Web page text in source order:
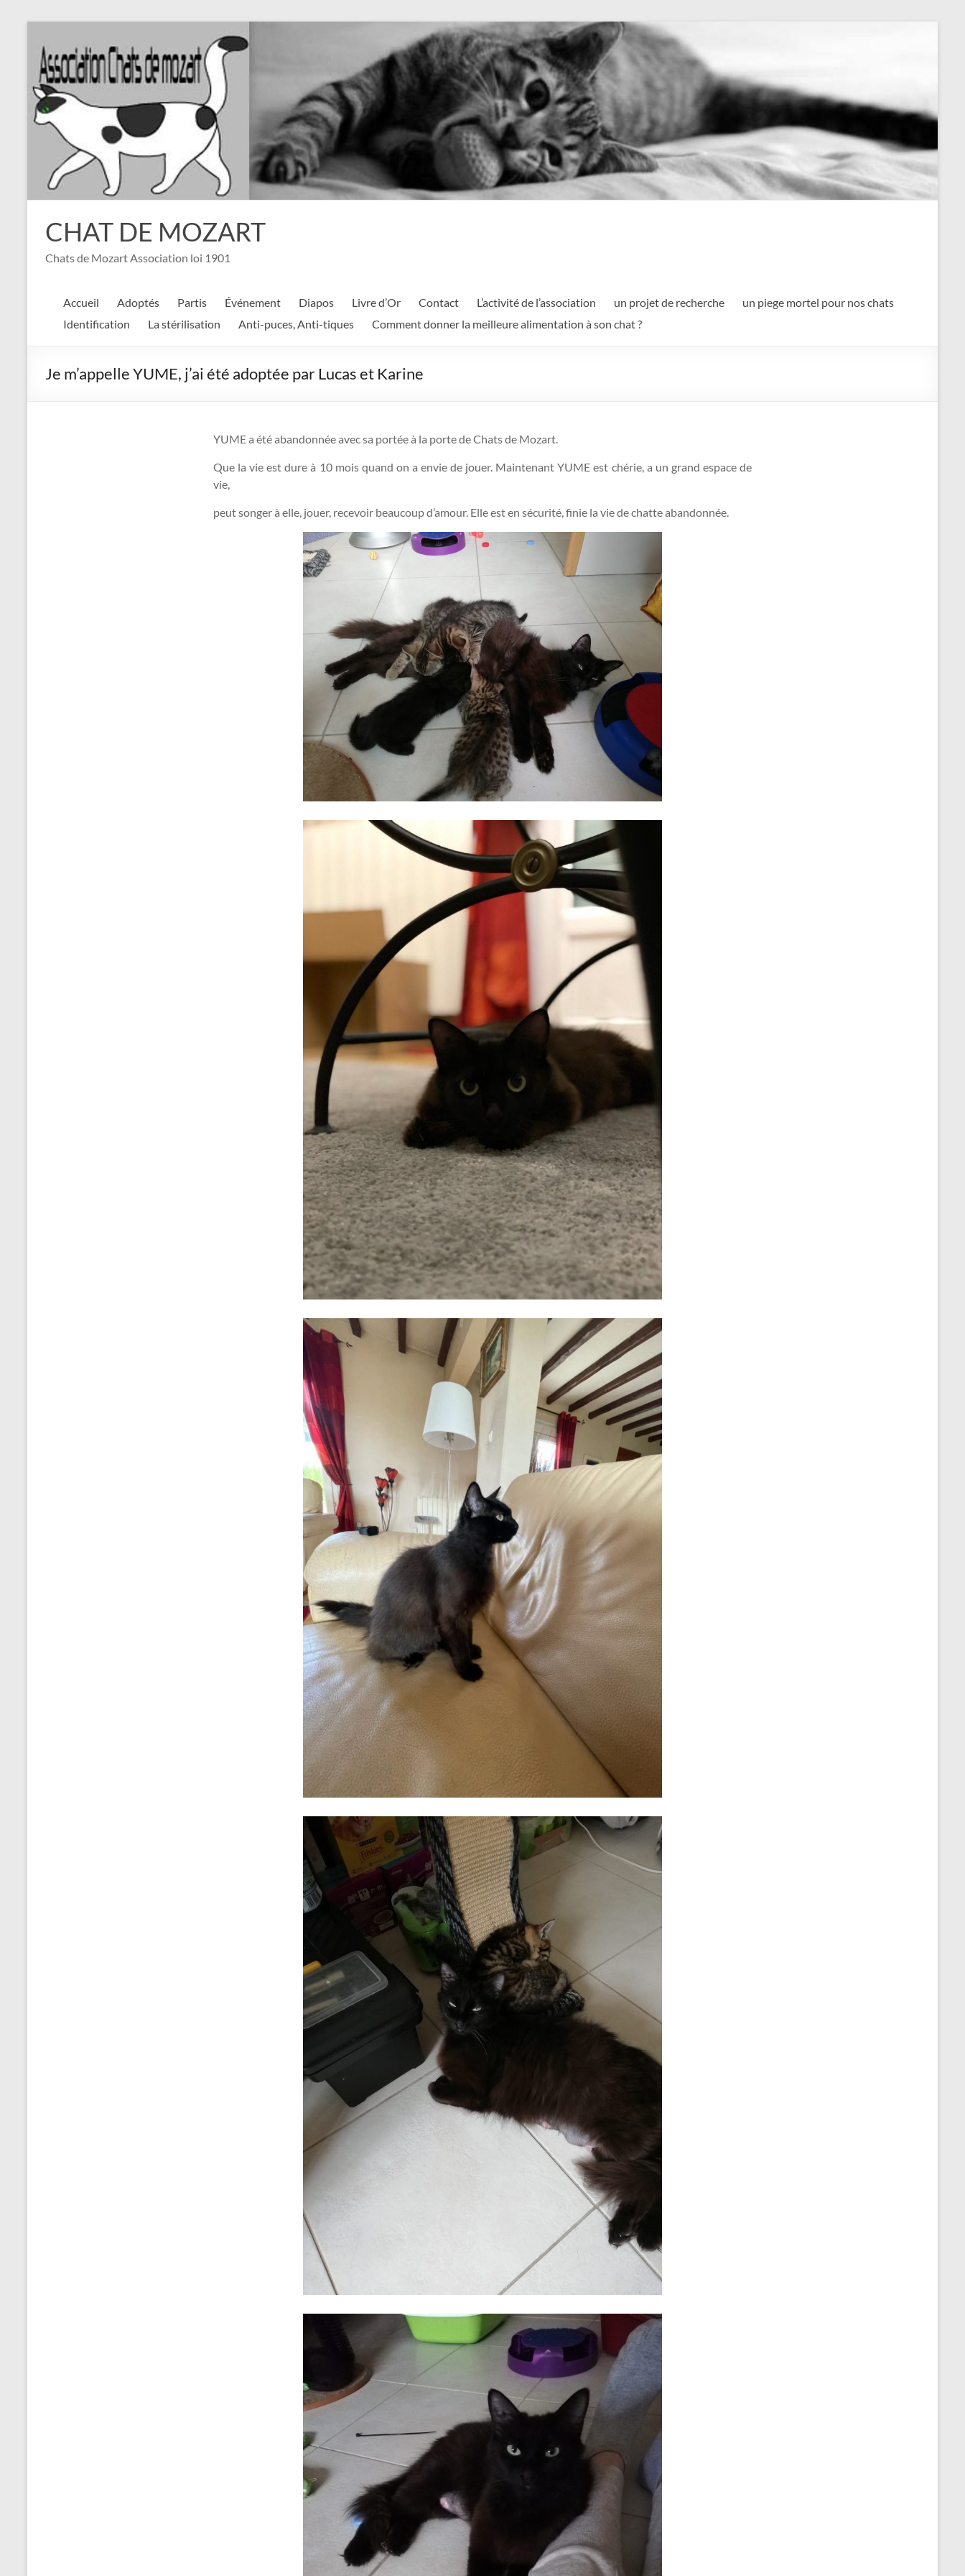
contenu
CHAT DE MOZART
Chats de Mozart Association loi 1901
Accueil Adoptés Partis Événement Diapos Livre d’Or Contact L’activité de l’association un projet de recherche
un piege mortel pour nos chats
Identification
La stérilisation Anti-puces, Anti-tiques Comment donner la meilleure alimentation à son chat ?
Je m’appelle YUME, j’ai été adoptée par Lucas et Karine
YUME a été abandonnée avec sa portée à la porte de Chats de Mozart.
Que la vie est dure à 10 mois quand on a envie de jouer. Maintenant YUME est chérie, a un grand espace de
vie,
peut songer à elle, jouer, recevoir beaucoup d’amour. Elle est en sécurité, finie la vie de chatte abandonnée.